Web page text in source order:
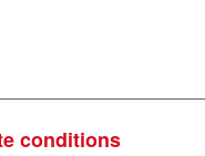
conditions